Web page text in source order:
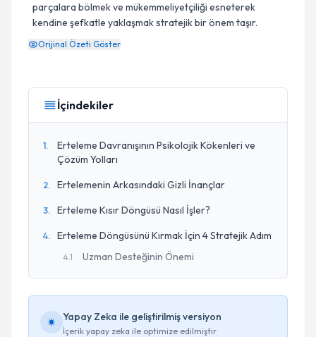
parçalara bölmek ve mükemmeliyetçiliği esneterek
kendine şefkatle yaklaşmak stratejik bir önem taşır.
Orijinal Özeti Göster
İçindekiler
1.
Erteleme Davranışının Psikolojik Kökenleri ve
Çözüm Yolları
2. Ertelemenin Arkasındaki Gizli İnançlar
3. Erteleme Kısır Döngüsü Nasıl İşler?
4. Erteleme Döngüsünü Kırmak İçin 4 Stratejik Adım
4.1 Uzman Desteğinin Önemi
Yapay Zeka ile geliştirilmiş versiyon
İçerik yapay zeka ile optimize edilmiştir